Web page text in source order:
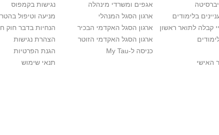
בלימודים
קבלה לתואר ראשון
האישי
אגפים ומשרדי מינהלה
ארגון הסגל המנהלי
ארגון הסגל האקדמי הבכיר
ארגון הסגל האקדמי הזוטר
כניסה ל-My Tau
נגישות בקמפוס
מניעה וטיפול
הנחיות בדבר חוק
הצהרת נגישות
הגנת הפרטיות
תנאי שימוש